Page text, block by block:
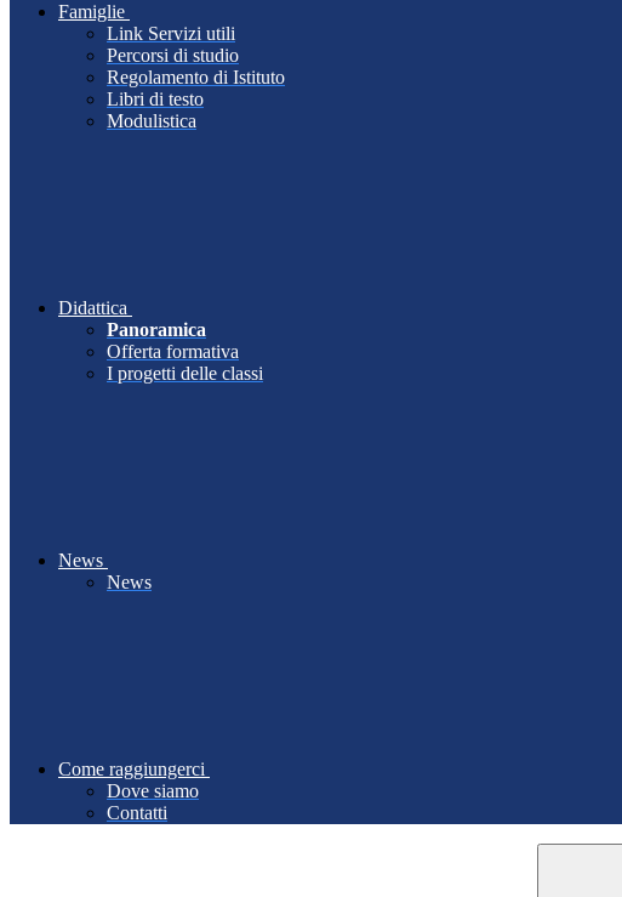
Famiglie
Link Servizi utili
Percorsi di studio
Regolamento di Istituto
Libri di testo
Modulistica
Didattica
Panoramica
Offerta formativa
I progetti delle classi
News
News
Come raggiungerci
Dove siamo
Contatti